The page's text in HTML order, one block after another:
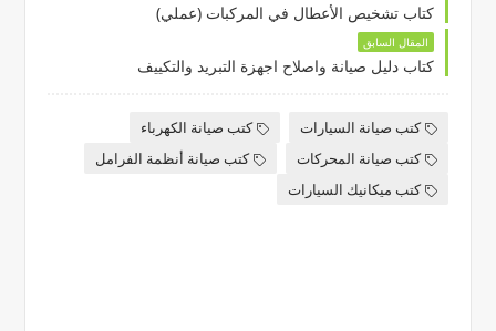
كتاب تشخيص الأعطال في المركبات (عملي)
المقال السابق
كتاب دليل صيانة واصلاح اجهزة التبريد والتكييف
كتب صيانة السيارات
كتب صيانة الكهرباء
كتب صيانة المحركات
كتب صيانة أنظمة الفرامل
كتب ميكانيك السيارات